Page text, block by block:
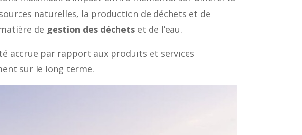
naturelles, la production de déchets et de
de gestion des déchets et de l’eau.
accrue par rapport aux produits et services
sur le long terme.